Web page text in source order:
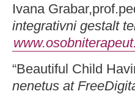
Ivana
integrativni gestalt
“Beautiful Child
nenetus at